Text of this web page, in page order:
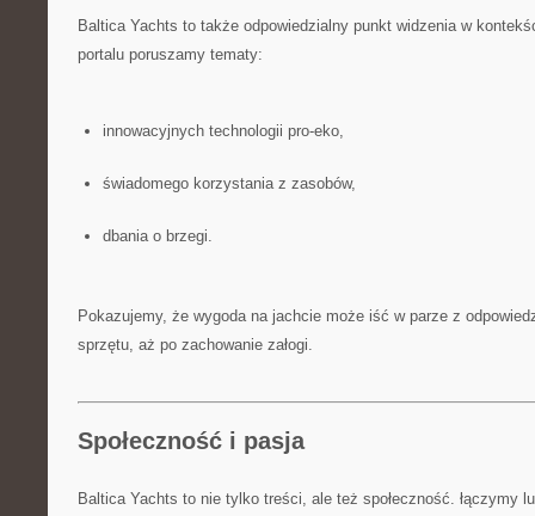
Baltica Yachts to także odpowiedzialny punkt widzenia w
portalu poruszamy tematy:
innowacyjnych technologii pro-eko,
świadomego korzystania z zasobów,
dbania o brzegi.
Pokazujemy, że wygoda na jachcie może iść w parze z
sprzętu, aż po zachowanie załogi.
Społeczność i pasja
Baltica Yachts to nie tylko treści, ale też społeczność. łączymy